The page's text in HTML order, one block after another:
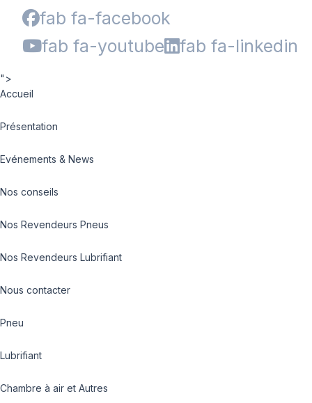
fab fa-facebook
fab fa-youtube
fab fa-linkedin
">
Accueil
Présentation
Evénements & News
Nos conseils
Nos Revendeurs Pneus
Nos Revendeurs Lubrifiant
Nous contacter
Pneu
Lubrifiant
Chambre à air et Autres